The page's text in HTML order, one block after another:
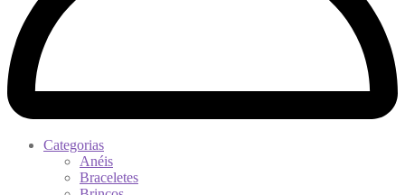
Categorias
Anéis
Braceletes